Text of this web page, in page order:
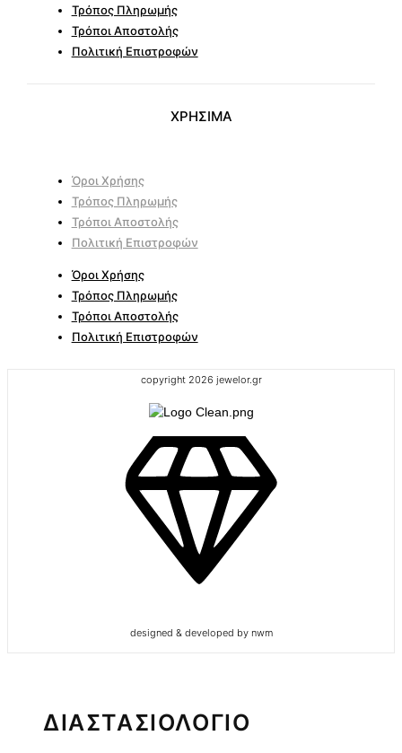
Τρόπος Πληρωμής
Τρόποι Αποστολής
Πολιτική Επιστροφών
ΧΡΗΣΙΜΑ
Όροι Χρήσης
Τρόπος Πληρωμής
Τρόποι Αποστολής
Πολιτική Επιστροφών
Όροι Χρήσης
Τρόπος Πληρωμής
Τρόποι Αποστολής
Πολιτική Επιστροφών
copyright 2026 jewelor.gr
designed & developed by nwm
ΔΙΑΣΤΑΣΙΟΛΟΓΙΟ